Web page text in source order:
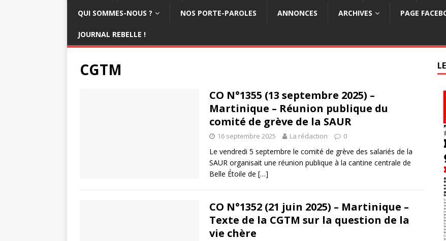
QUI SOMMES-NOUS ? NOS PORTE-PAROLES ANNONCES ARCHIVES PAGE
JOURNAL REBELLE !
CGTM
CO N°1355 (13 septembre 2025) –
Martinique – Réunion publique du
comité de grève de la SAUR
16 septembre 2025 La rédaction 0
Le vendredi 5 septembre le comité de grève des salariés de la
SAUR organisait une réunion publique à la cantine centrale de
Belle Étoile de […]
CO N°1352 (21 juin 2025) – Martinique –
Texte de la CGTM sur la question de la
vie chère